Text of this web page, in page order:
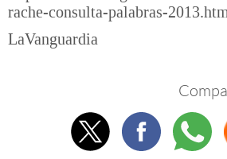
rache-consulta-palabras-
LaVanguardia
TwitterFacebook